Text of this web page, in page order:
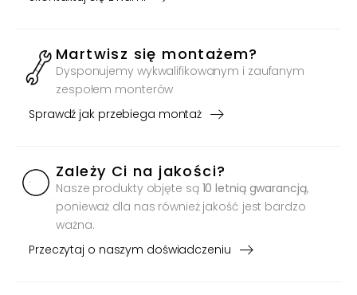
Martwisz się montażem?
Dysponujemy wykwalifikowanym i zaufanym
zespołem monterów
Sprawdź jak przebiega montaż
Zależy Ci na jakości?
Nasze produkty objęte są 10 letnią gwarancją,
ponieważ dla nas również jakość jest bardzo
ważna.
Przeczytaj o naszym doświadczeniu